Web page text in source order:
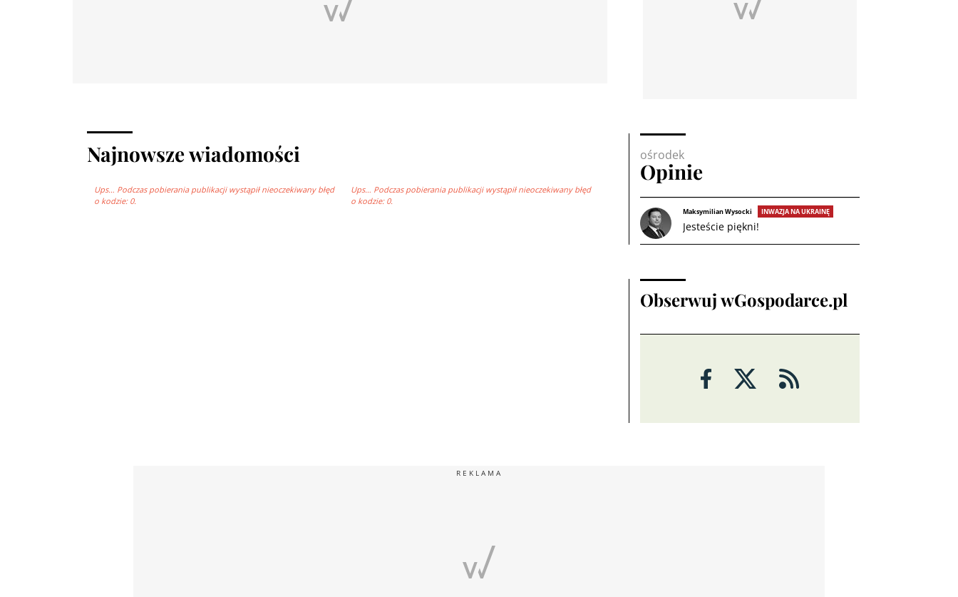
Najnowsze wiadomości
Ups… Podczas pobierania publikacji wystąpił nieoczekiwany błęd
o kodzie: 0.
Ups… Podczas pobierania publikacji wystąpił nieoczekiwany błęd
o kodzie: 0.
ośrodek
Opinie
Maksymilian Wysocki INWAZJA NA UKRAINĘ
Jesteście piękni!
Obserwuj wGospodarce.pl
REKLAMA